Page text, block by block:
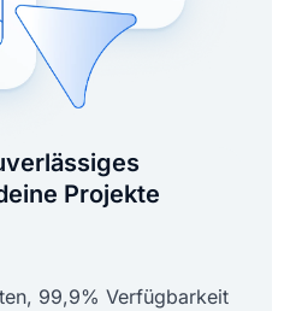
Projekte
99,9% Verfügbarkeit